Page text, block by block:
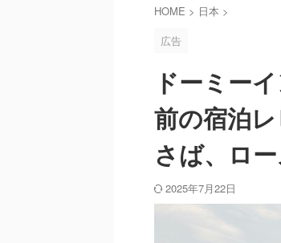
HOME > 日本 >
広告
ドーミー
前の宿泊
さば、ロ
2025年7月22日